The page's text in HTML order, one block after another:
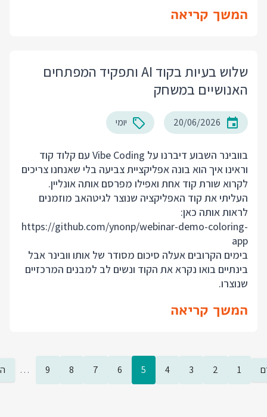
המשך קריאה
שלוש בעיות בקוד AI ותפקיד המפתחים
האנושיים במשחק
20/06/2026 יומי
בוובינר השבוע דיברנו על Vibe Coding עם קלוד קוד
וראינו איך הוא בונה אפליקציית צביעה בלי שאנחנו צריכים
לקרוא שורת קוד אחת ואפילו מפרסם אותה אונליין.
העליתי את קוד האפליקציה שנוצר לגיטהאב מוזמנים
לראות אותה כאן:
https://github.com/ynonp/webinar-demo-coloring-
app
בימים הקרובים אעלה סיכום מסודר של אותו וובינר אבל
בינתיים בואו נקרא את הקוד ונשים לב למבנים המרכזיים
שנוצרו.
המשך קריאה
1
2
3
4
5
6
7
8
9
…